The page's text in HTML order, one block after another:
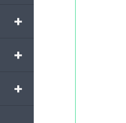
+
+
+